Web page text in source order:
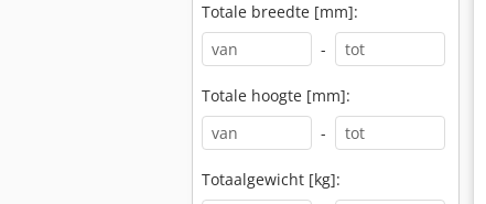
Totale breedte [mm]:
-
Totale hoogte [mm]:
-
Totaalgewicht [kg]: